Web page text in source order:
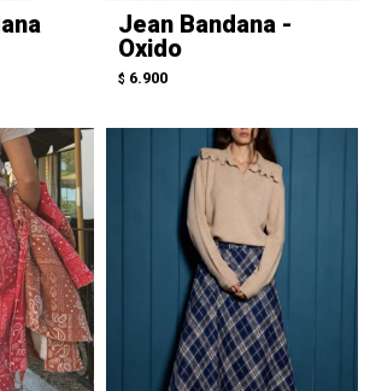
Jean Bandana -
Oxido
$ 6.900